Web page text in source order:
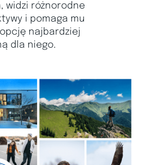
widzi różnorodne
i pomaga mu
najbardziej
dla niego.